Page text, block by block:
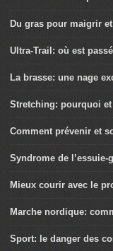
Du gras pour maigrir
Ultra-Trail: où est
La brasse: une nage
Stretching: pourquoi
Comment prévenir et
Syndrome de
Mieux courir avec le
Marche nordique:
Sport: le danger des